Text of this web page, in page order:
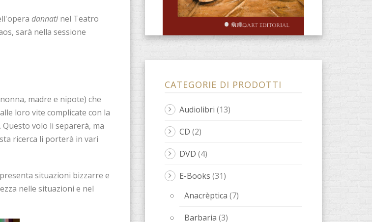
dannati nel Teatro
sarà nella sessione
madre e nipote) che
loro vite complicate con la
volo li separerà, ma
ricerca li porterà in vari
situazioni bizzarre e
nelle situazioni e nel
E-Books(31)
Anacrèptica(7)
Barbaria(3)
farsa (2)
leone
(46)